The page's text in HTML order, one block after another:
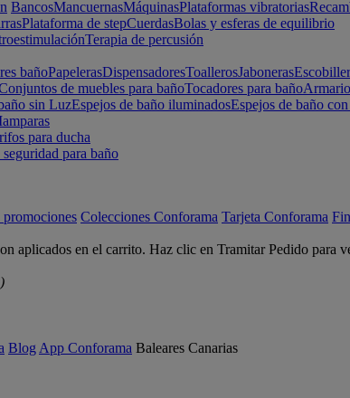
BancosMancuernasMáquinasPlataformas vibratorias
Plataforma de stepCuerdasBolas y esferas de equilibrio
Terapia de percusión
bañoPapelerasDispensadoresToallerosJaboneras
de muebles para bañoTocadores para baño
sin LuzEspejos de baño iluminadosEspejos de baño
para ducha
para baño
promociones Colecciones Conforama Tarjeta Conforama
aplicados en el carrito. Haz clic en Tramitar Pedido para
Blog App Conforama Baleares Canarias